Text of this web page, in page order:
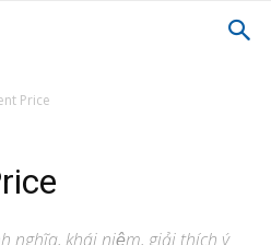
Price
nghĩa, khái niệm, giải thích ý